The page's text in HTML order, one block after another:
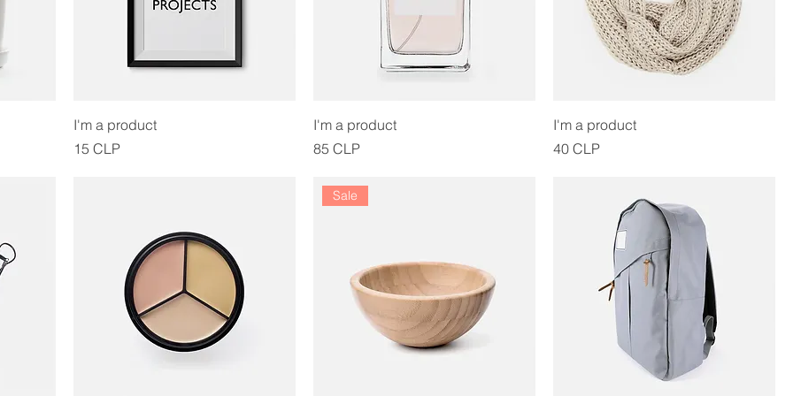
I'm a product
Precio
15 CLP
I'm a product
Precio
85 CLP
I'm a product
Precio
40 CLP
Sale